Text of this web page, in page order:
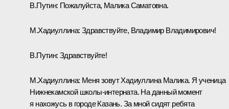
В.Путин: Пожалуйста, Малика Саматовна.
М.Хадиуллина: Здравствуйте, Владимир Владимирович!
В.Путин: Здравствуйте!
М.Хадиуллина: Меня зовут Хадиуллина Малика. Я ученица
Нижнекамской школы-интерната. На данный момент
я нахожусь в городе Казань. За мной сидят ребята